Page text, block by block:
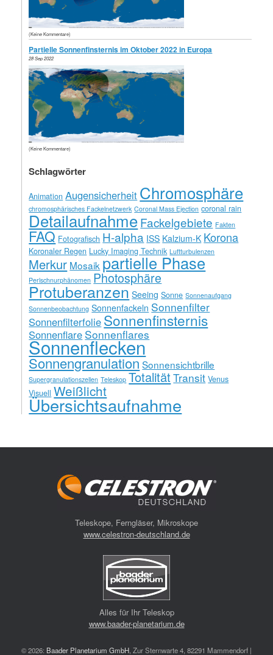
(Keine Kommentare)
Partielle Sonnenfinsternis im Oktober 2022 in Europa
28 Sep 2022
(Keine Kommentare)
Schlagwörter
Animation Augensicherheit Chromosphäre
chromosphärisches Fackelnetzwerk Coronal Mass Ejection coronal rain
DetailaufnahmeFackelgebiete Fakten
FAQ Fotografisch H-alpha ISS Kalzium-K Korona
Koronaler Regen Lucky Imaging Technik Luftturbulenzen
Merkur Mosaik partielle Phase
Perlschnurphänomen Photosphäre
Protuberanzen Seeing Sonne Sonnenaufgang
Sonnenbeobachtung Sonnenfackeln Sonnenfilter
Sonnenfilterfolie Sonnenfinsternis
Sonnenflare Sonnenflares
Sonnenflecken
SonnengranulationSonnensichtbrille
Supergranulationszellen Teleskop TotalitätTransit Venus
Visuell Weißlicht
Übersichtsaufnahme
Teleskope, Ferngläser, Mikroskope
www.celestron-deutschland.de
Alles für Ihr Teleskop
www.baader-planetarium.de
© 2026: Baader Planetarium GmbH, Zur Sternwarte 4, 82291 Mammendorf |